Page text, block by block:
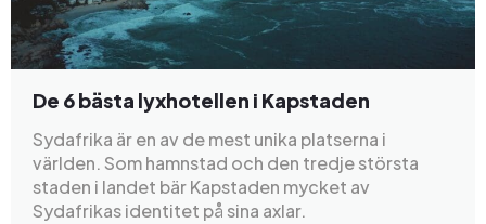
De 6 bästa lyxhotellen i Kapstaden
Sydafrika är en av de mest unika platserna i
världen. Som hamnstad och den tredje största
staden i landet bär Kapstaden mycket av
Sydafrikas identitet på sina axlar.